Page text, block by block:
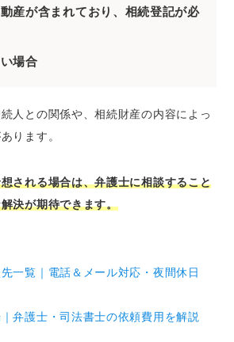
産が含まれており、相続登記が必
場合
人との関係や、相続財産の内容によっ
ります。
される場合は、弁護士に相談すること
決が期待できます。
一覧｜電話＆メール対応・夜間休日
弁護士・司法書士の依頼費用を解説